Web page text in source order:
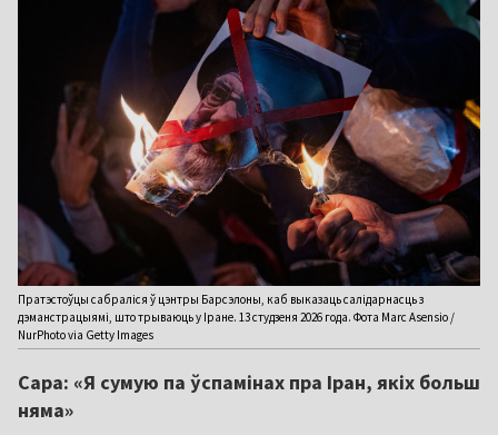
Пратэстоўцы сабраліся ў цэнтры Барсэлоны, каб выказаць салідарнасць з
дэманстрацыямі, што трываюць у Іране. 13 студзеня 2026 года. Фота Marc Asensio /
NurPhoto via Getty Images
Сара: «Я сумую па ўспамінах пра Іран, якіх больш
няма»